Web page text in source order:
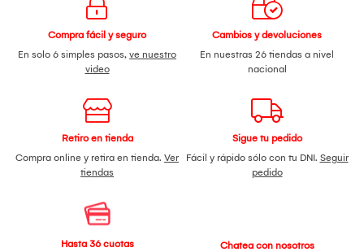
Compra fácil y seguro
En solo 6 simples pasos, ve nuestro
video
Cambios y devoluciones
En nuestras 26 tiendas a nivel
nacional
Retiro en tienda
Compra online y retira en tienda. Ver
tiendas
Sigue tu pedido
Fácil y rápido sólo con tu DNI. Seguir
pedido
Hasta 36 cuotas
Chatea con nosotros